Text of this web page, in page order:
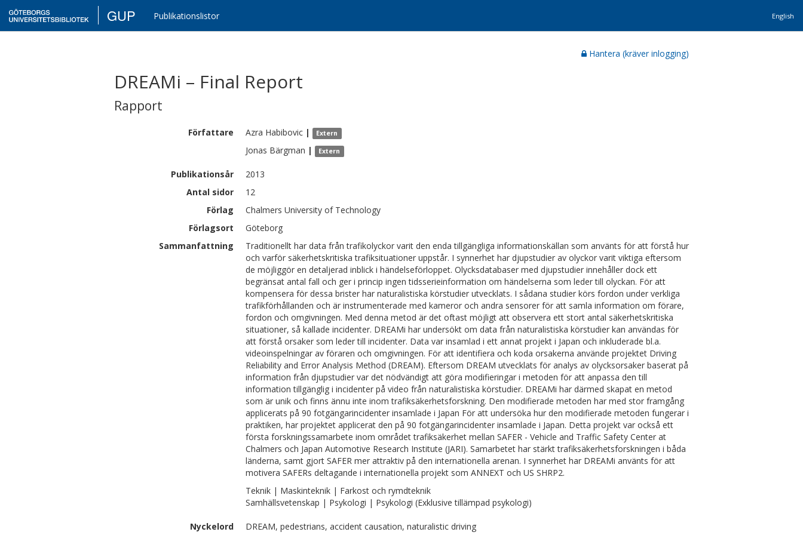
GUP Publikationslistor English
Hantera (kräver inlogging)
DREAMi – Final Report
Rapport
Författare Azra Habibovic | Extern
Jonas Bärgman | Extern
Publikationsår
2013
Antal sidor
12
Förlag
Chalmers University of Technology
Förlagsort
Göteborg
Sammanfattning
Traditionellt har data från trafikolyckor varit den enda tillgängliga informationskällan som använts för att förstå hur
och varför säkerhetskritiska trafiksituationer uppstår. I synnerhet har djupstudier av olyckor varit viktiga eftersom
de möjliggör en detaljerad inblick i händelseförloppet. Olycksdatabaser med djupstudier innehåller dock ett
begränsat antal fall och ger i princip ingen tidsserieinformation om händelserna som leder till olyckan. För att
kompensera för dessa brister har naturalistiska körstudier utvecklats. I sådana studier körs fordon under verkliga
trafikförhållanden och är instrumenterade med kameror och andra sensorer för att samla information om förare,
fordon och omgivningen. Med denna metod är det oftast möjligt att observera ett stort antal säkerhetskritiska
situationer, så kallade incidenter. DREAMi har undersökt om data från naturalistiska körstudier kan användas för
att förstå orsaker som leder till incidenter. Data var insamlad i ett annat projekt i Japan och inkluderade bl.a.
videoinspelningar av föraren och omgivningen. För att identifiera och koda orsakerna använde projektet Driving
Reliability and Error Analysis Method (DREAM). Eftersom DREAM utvecklats för analys av olycksorsaker baserat på
information från djupstudier var det nödvändigt att göra modifieringar i metoden för att anpassa den till
information tillgänglig i incidenter på video från naturalistiska körstudier. DREAMi har därmed skapat en metod
som är unik och finns ännu inte inom trafiksäkerhetsforskning. Den modifierade metoden har med stor framgång
applicerats på 90 fotgängarincidenter insamlade i Japan För att undersöka hur den modifierade metoden fungerar i
praktiken, har projektet applicerat den på 90 fotgängarincidenter insamlade i Japan. Detta projekt var också ett
första forskningssamarbete inom området trafiksäkerhet mellan SAFER - Vehicle and Traffic Safety Center at
Chalmers och Japan Automotive Research Institute (JARI). Samarbetet har stärkt trafiksäkerhetsforskningen i båda
länderna, samt gjort SAFER mer attraktiv på den internationella arenan. I synnerhet har DREAMi använts för att
motivera SAFERs deltagande i internationella projekt som ANNEXT och US SHRP2.
Teknik | Maskinteknik | Farkost och rymdteknik
Samhällsvetenskap | Psykologi | Psykologi (Exklusive tillämpad psykologi)
Nyckelord DREAM, pedestrians, accident causation, naturalistic driving